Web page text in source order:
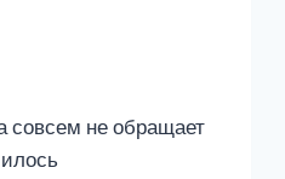
совсем не обращает